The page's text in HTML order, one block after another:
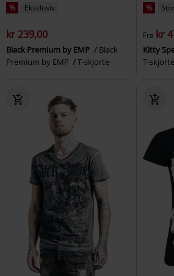
% Eksklusiv
kr 239,00
Black Premium by EMP
Black
Premium by EMP
T-skjorte
%
Fra kr
Kitty
T-skjorte